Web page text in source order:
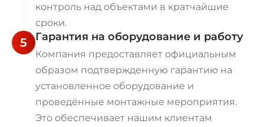
контроль над объектами в кратчайшие
сроки.
5 Гарантия на оборудование и работу
Компания предоставляет официальным
образом подтвержденную гарантию на
установленное оборудование и
проведённые монтажные мероприятия.
Это обеспечивает нашим клиентам